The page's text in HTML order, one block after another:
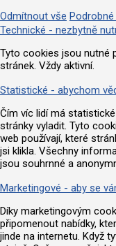
Odmítnout vše
Technické - nezbytně
Tyto cookies jsou nutné
stránek. Vždy aktivní.
Statistické - abychom
Čím víc lidí má
stránky vyladit. Tyto
web používají, které
jsi klikla. Všechny
jsou souhrnné a
Marketingové - aby se
Díky marketingovým
připomenout nabídky,
jinde na internetu. Když